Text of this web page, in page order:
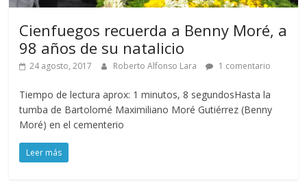
Cienfuegos recuerda a Benny Moré, a
98 años de su natalicio
24 agosto, 2017 Roberto Alfonso Lara 1 comentario
Tiempo de lectura aprox: 1 minutos, 8 segundosHasta la
tumba de Bartolomé Maximiliano Moré Gutiérrez (Benny
Moré) en el cementerio
Leer más